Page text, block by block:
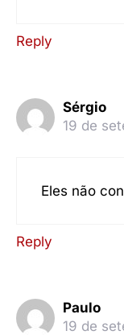
Reply
Sérgio
19 de
Eles não
Reply
Paulo
19 de